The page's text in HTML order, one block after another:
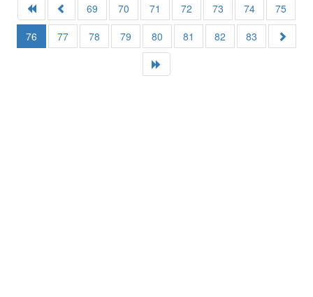
69 70 71 72 73 74
75
76
77 78 79 80 81 82 83